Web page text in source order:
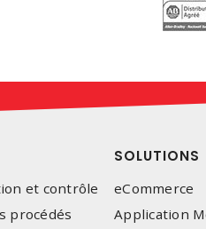
et contrôle
procédés
SOLUTIONS
eCommerce
Application